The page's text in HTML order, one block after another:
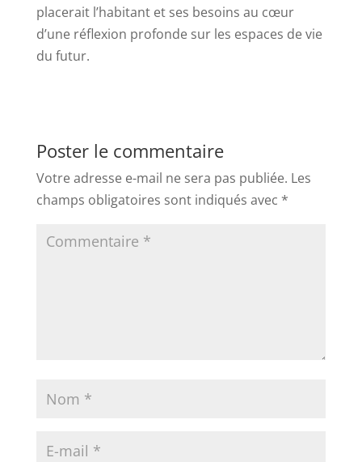
placerait l’habitant et ses besoins au cœur
d’une réflexion profonde sur les espaces de vie
du futur.
Poster le commentaire
Votre adresse e-mail ne sera pas publiée. Les
champs obligatoires sont indiqués avec *